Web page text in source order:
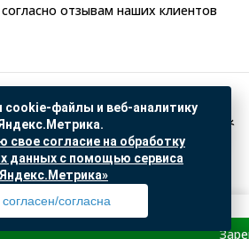
отзывам наших клиентов
персональных данных
данных Яндекс Метрика
права защищены. Предложение не является публичной
информация на сайте ознакомительные
и продвижение вSO.USE
cookie-файлы и веб-аналитику
согласие на обработку
данных с помощью сервиса
согласна
Поиск Избранное Корзина